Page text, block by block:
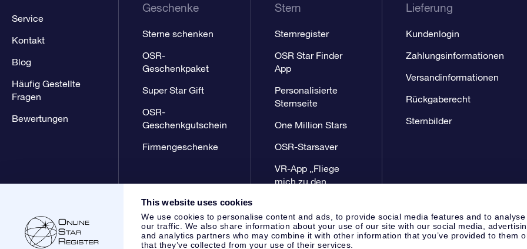
This website uses cookies
We use cookies to personalise content and ads, to provide social media features and to analyse
our traffic. We also share information about your use of our site with our social media,
and analytics partners who may combine it with other information that you’ve provided to them
that they’ve collected from your use of their services.
Service
Kontakt
Blog
Häufig Gestellte
Fragen
Bewertungen
Geschenke
Sterne schenken
OSR-
Geschenkpaket
Super Star Gift
OSR-
Geschenkgutschein
Firmengeschenke
Stern
Sternregister
OSR Star Finder
App
Personalisierte
Sternseite
One Million Stars
OSR-Starsaver
VR-App „Fliege
mich zu den
Lieferung
Kundenlogin
Zahlungsinformationen
Versandinformationen
Rückgaberecht
Sternbilder